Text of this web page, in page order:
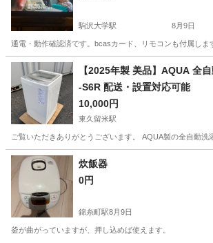
駒沢大学駅 8月9日
通電・動作確認済です。bcasカード、リモコンも付属し
東京 目黒区 駒沢大学駅 テレビ
【2025年製 美品】AQUA 全
-S6R 配送・設置対応可能
10,000円
東久留米駅
ご覧いただきありがとうございます。 AQUA製の全自動
東京 東久留米市 東久留米駅
炊飯器
0円
錦糸町駅8月9日
釜が曲がっていますが、押し込めば使えます。